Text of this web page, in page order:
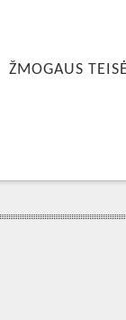
ŽMOGAUS